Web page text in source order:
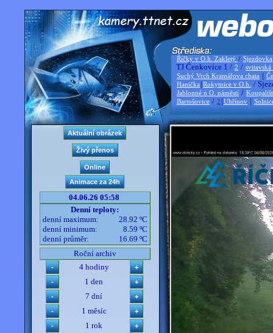
Říčky v O.h. Zakletý / Sjezdovka
TJ Čenkovice 1 / 2 / svitavská
Suchý Vrch Kramářova chata |
Hanička |Rokytnice v O.h. /
Jablonné n O. náměstí /
Bartošovice / 2 |Uhřínov |
04.06.26 05:58
Denní teploty:
denní maximum:
28.92 ºC
denní minimum:
8.59 ºC
denní průměr:
16.69 ºC
Roční archiv
4 hodiny
1 den
7 dní
1 měsíc
1 rok